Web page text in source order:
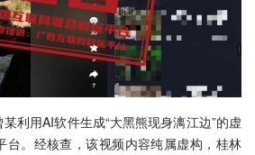
利用AI软件生成“大黑熊现身漓江边”的虚
台。经核查，该视频内容纯属虚构，桂林